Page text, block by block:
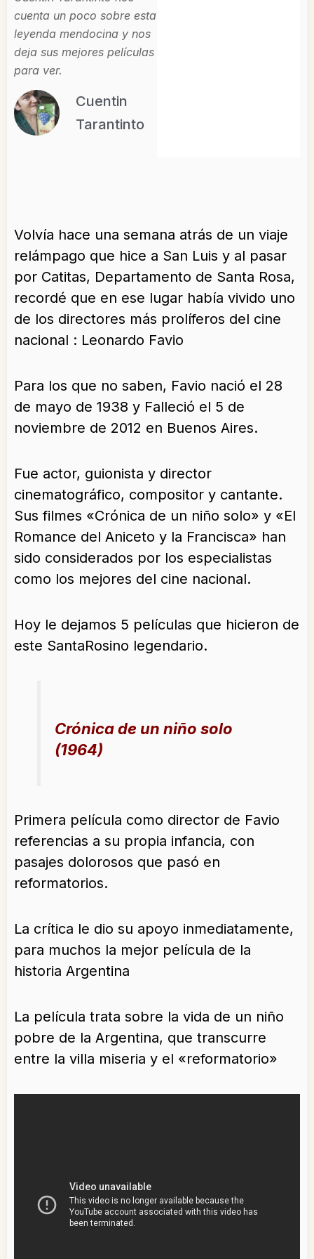
cuenta un poco sobre esta
leyenda mendocina y nos
deja sus mejores películas
para ver.
Cuentin
Tarantinto
Volvía hace una semana atrás de un viaje
relámpago que hice a San Luis y al pasar
por Catitas, Departamento de Santa Rosa,
recordé que en ese lugar había vivido uno
de los directores más prolíferos del cine
nacional : Leonardo Favio
Para los que no saben, Favio nació el 28
de mayo de 1938 y Falleció el 5 de
noviembre de 2012 en Buenos Aires.
Fue actor, guionista y director
cinematográfico, compositor y cantante.
Sus filmes «Crónica de un niño solo» y «El
Romance del Aniceto y la Francisca» han
sido considerados por los especialistas
como los mejores del cine nacional.
Hoy le dejamos 5 películas que hicieron de
este SantaRosino legendario.
Crónica de un niño solo
(1964)
Primera película como director de Favio
referencias a su propia infancia, con
pasajes dolorosos que pasó en
reformatorios.
La crítica le dio su apoyo inmediatamente,
para muchos la mejor película de la
historia Argentina
La película trata sobre la vida de un niño
pobre de la Argentina, que transcurre
entre la villa miseria y el «reformatorio»